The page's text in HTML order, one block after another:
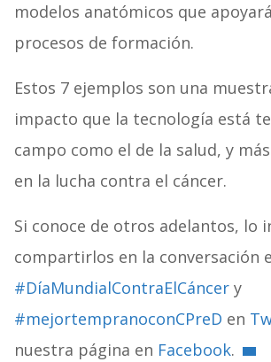
modelos anatómicos que
procesos de formación.
Estos 7 ejemplos son una
impacto que la tecnología está
campo como el de la salud, y
en la lucha contra el cáncer.
Si conoce de otros adelantos, lo
compartirlos en la conversación
#DíaMundialContraElCáncery
#mejortempranoconCPreD en
nuestra página en Facebook.